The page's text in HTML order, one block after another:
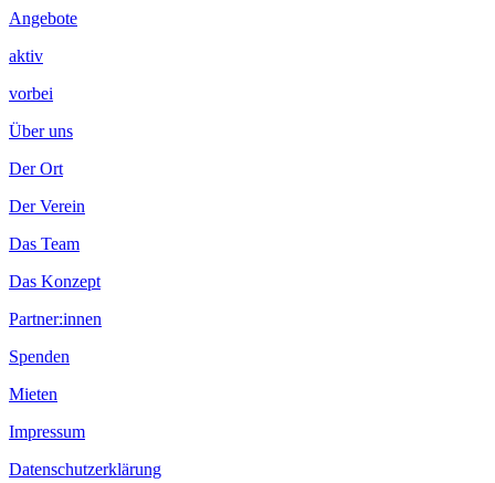
Angebote
aktiv
vorbei
Über uns
Der Ort
Der Verein
Das Team
Das Konzept
Partner:innen
Spenden
Mieten
Impressum
Datenschutzerklärung